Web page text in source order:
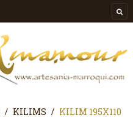
KILIMS
KILIM 195X110